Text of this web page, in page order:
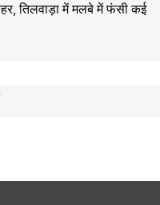
तिलवाड़ा में मलबे में फंसी कई